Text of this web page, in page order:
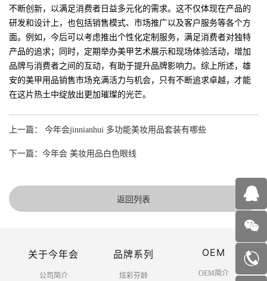
不断创新，以满足消费者日益多元化的需求。这不仅体现在产品的
研发和设计上，也包括销售模式、市场推广以及客户服务等各个方
面。例如，今后可以考虑推出个性化定制服务，满足消费者对独特
产品的追求；同时，定期举办美甲艺术展示和现场体验活动，增加
品牌与消费者之间的互动，有助于提升品牌影响力。综上所述，雄
安的美甲用品销售市场充满活力与机会，只有不断追求卓越，才能
在这片热土中绽放出更加璀璨的光芒。
上一篇： 今年会jinnianhui 多功能美妆用品套装有哪些
下一篇：今年会 美妆用品白色眼线
返回列表
关于今年会
公司简介
品牌系列
炫彩芬龄
OEM
OEM简介